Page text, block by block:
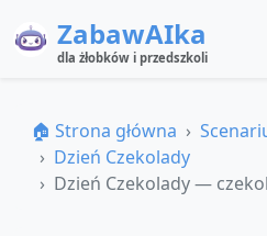
ZabawAIka
dla żłobków i przedszkoli
🏠 Strona główna
Dzień Czekolady
Dzień Czekolady —